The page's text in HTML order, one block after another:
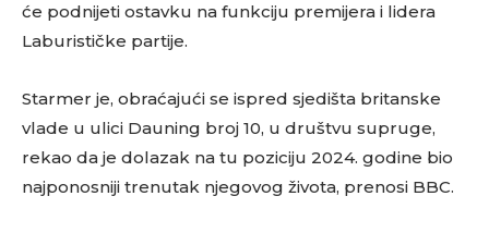
će podnijeti ostavku na funkciju premijera i lidera
Laburističke partije.
Starmer je, obraćajući se ispred sjedišta britanske
vlade u ulici Dauning broj 10, u društvu supruge,
rekao da je dolazak na tu poziciju 2024. godine bio
najponosniji trenutak njegovog života, prenosi BBC.